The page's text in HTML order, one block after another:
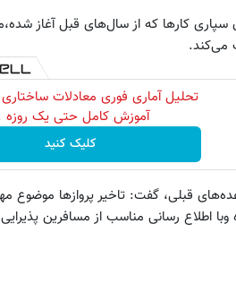
کارها که از سال‌های قبل آغاز
می‌کند.
تحلیل آماری فوری معادلات
آموزش کامل حتی یک روزه
کلیک کنید
وعده‌های قبلی‌، گفت: تاخیر پروازها
وبا اطلاع رسانی مناسب از مسافرین
نوبت